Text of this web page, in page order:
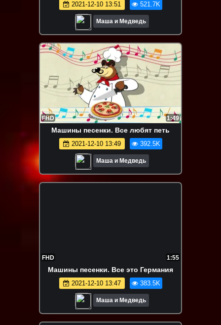
2021-12-10 13:51 521.7K
Маша и Медведь
FHD 1:49
Машины песенки. Все любят петь
2021-12-10 13:49 392.5K
Маша и Медведь
FHD 1:55
Машины песенки. Все это Германия
2021-12-10 13:47 383.5K
Маша и Медведь